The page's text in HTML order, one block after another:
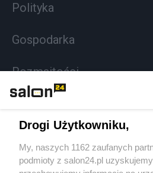
Polityka
Gospodarka
Rozmaitości
Sport
Społeczeństwo
Drogi Użytkowniku,
My, naszych 1162 zaufanych
podmioty z salon24.pl